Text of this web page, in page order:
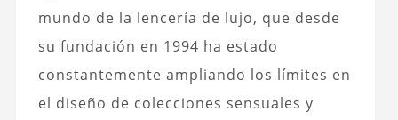
mundo de la lencería de lujo, que desde
su fundación en 1994 ha estado
constantemente ampliando los límites en
el diseño de colecciones sensuales y